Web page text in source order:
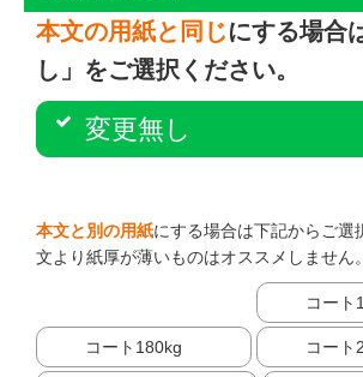
本文の用紙と同じにする場合
し」をご選択ください。
変更無し
本文と別の用紙にする場合は下記からご
文より紙厚が薄いものはオススメしません。
コート
コート180kg コート